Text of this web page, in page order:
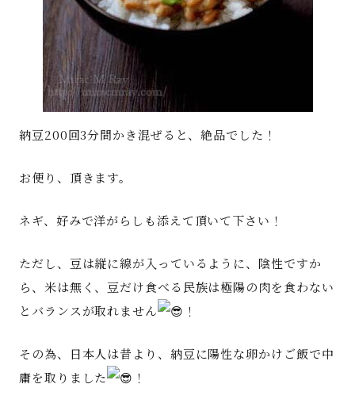
納豆200回3分間かき混ぜると、絶品でした！
お便り、頂きます。
ネギ、好みで洋がらしも添えて頂いて下さい！
ただし、豆は縦に線が入っているように、陰性ですか
ら、米は無く、豆だけ食べる民族は極陽の肉を食わない
とバランスが取れません
！
その為、日本人は昔より、納豆に陽性な卵かけご飯で中
庸を取りました
！